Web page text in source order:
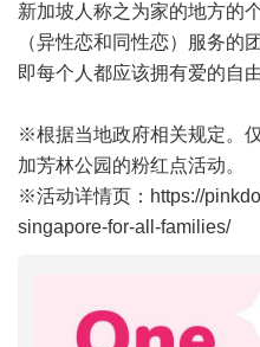
新加坡人称之为家的地方的
（异性恋和同性恋）服务的
即每个人都应该拥有爱的自由
※根据当地政府相关规定。
加芳林公园的粉红点活动。
※活动详情页： https://
singapore-for-all-families/